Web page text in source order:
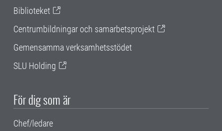
Biblioteket
Centrumbildningar och samarbetsprojekt
Gemensamma verksamhetsstödet
SLU Holding
För dig som är
Chef/ledare